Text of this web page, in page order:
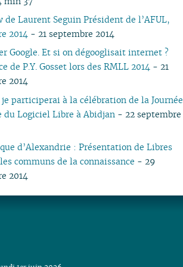
02
01
01
02
01
01
03
02
03
02
01
Laurent Seguin Président de l’AFUL,
2014 - 21 septembre 2014
Google. Et si on dégooglisait internet ?
de P.Y. Gosset lors des RMLL 2014 - 21
2014
participerai à la célébration de la Journée
du Logiciel Libre à Abidjan - 22 septembre
d’Alexandrie : Présentation de Libres
communs de la connaissance - 29
2014